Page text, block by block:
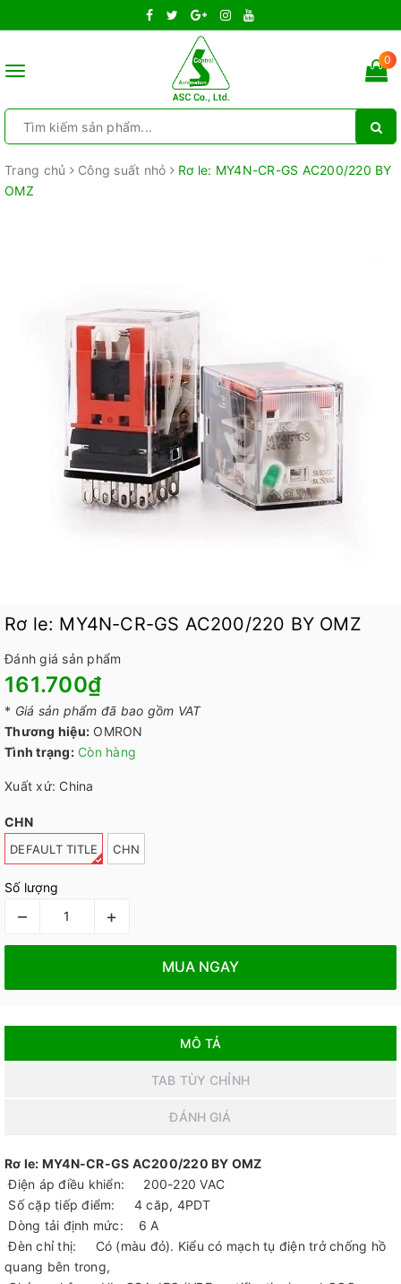
Toggle
0
Trang chủ Công suất nhỏ
Rơ le: MY4N-CR-GS AC200/220 BY
OMZ
Rơ le: MY4N-CR-GS AC200/220 BY OMZ
Đánh giá sản phẩm
161.700₫
* Giá sản phẩm đã bao gồm VAT
Thương hiệu: OMRON
Tình trạng: Còn hàng
Xuất xứ: China
CHN
DEFAULT TITLE CHN
Số lượng
– +
MUA NGAY
MÔ TẢ
TAB TÙY CHỈNH
ĐÁNH GIÁ
Rơ le: MY4N-CR-GS AC200/220 BY OMZ
Điện áp điều khiển: 200-220 VAC
Số cặp tiếp điểm: 4 căp, 4PDT
Dòng tải định mức: 6 A
Đèn chỉ thị: Có (màu đỏ). Kiểu có mạch tụ điện trở chống hồ
quang bên trong,